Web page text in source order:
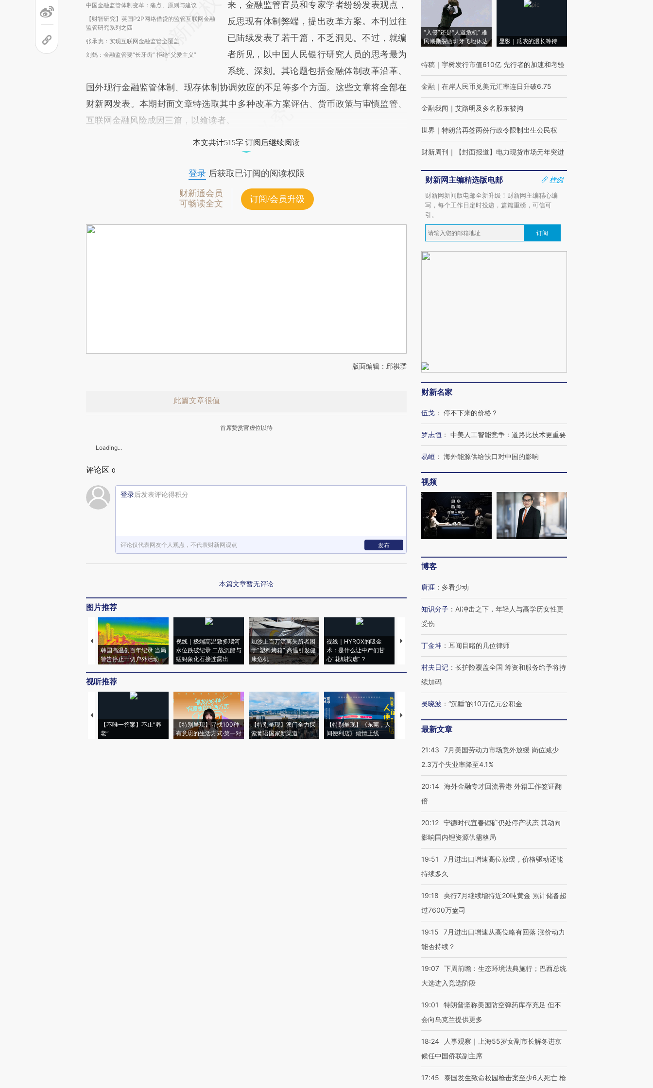
中国金融监管体制变革：痛点、原则与建议
【财智研究】英国P2P网络借贷的监管互联网金融
监管研究系列之四
张承惠：实现互联网金融监管全覆盖
刘鹤：金融监管要“长牙齿” 拒绝“父爱主义”
来，金融监管官员和专家学者纷纷发表观点，
反思现有体制弊端，提出改革方案。本刊过往
已陆续发表了若干篇，不乏洞见。不过，就编
者所见，以中国人民银行研究人员的思考最为
系统、深刻。其论题包括金融体制改革沿革、
国外现行金融监管体制、现存体制协调效应的不足等多个方面。这些文章将全部在
财新网发表。本期封面文章特选取其中多种改革方案评估、货币政策与审慎监管、
互联网金融风险成因三篇，以飨读者。
本文共计515字 订阅后继续阅读
登录后获取已订阅的阅读权限
财新通会员
可畅读全文
订阅/会员升级
版面编辑：邱祺璞
此篇文章很值
赞赏激励一下
首席赞赏官虚位以待
Loading...
评论区 0
登录后发表评论得积分
评论仅代表网友个人观点，不代表财新网观点 发布
本篇文章暂无评论
图片推荐
韩国高温创百年纪录 当局
警告停止一切户外活动
视线｜极端高温致多瑙河
水位跌破纪录 二战沉船与
猛犸象化石接连露出
加沙上百万流离失所者困
于“塑料烤箱” 高温引发健
康危机
视线｜HYROX的吸金
术：是什么让中产们甘
心“花钱找虐”？
马航飞行员跨国走私7万
粒摇头丸 尿检体内含3种
视线｜被称为“蟑螂”的印
度Z世代 用街头抗争将教
育部长拱下台
飞地休达
视听推荐
【不唯一答案】不止“养
老”
【特别呈现】寻找100种
有意思的生活方式·第一对
【特别呈现】澳门全力探
索葡语国家新渠道
【特别呈现】《东莞，人
间便利店》倾情上线
【推广】走进第四届链博
会，让数智科技“链”接产
“入侵”还是“人道危机” 难
民潮撕裂西班牙飞地休达
显影｜瓜农的漫长等待
特稿 ｜ 宇树发行市值610亿 先行者的加速和考验
金融 ｜ 在岸人民币兑美元汇率连日升破6.75
金融我闻 ｜ 艾路明及多名股东被拘
世界 ｜ 特朗普再签两份行政令限制出生公民权
财新周刊 ｜ 【封面报道】电力现货市场元年突进
财新网主编精选版电邮
样例
财新网新闻版电邮全新升级！财新网主编精心编
写，每个工作日定时投递，篇篇重磅，可信可
引。
订阅
财新名家
伍戈 ： 停不下来的价格？
罗志恒 ： 中美人工智能竞争：道路比技术更重要
易峘 ： 海外能源供给缺口对中国的影响
视频
博客
唐涯 ： 多看少动
知识分子 ： AI冲击之下，年轻人与高学历女性更
受伤
丁金坤 ： 耳闻目睹的几位律师
村夫日记 ： 长护险覆盖全国 筹资和服务给予将持
续加码
吴晓波 ： “沉睡”的10万亿元公积金
最新文章
21:43
7月美国劳动力市场意外放缓 岗位减少
2.3万个失业率降至4.1%
20:14 海外金融专才回流香港 外籍工作签证翻
倍
20:12 宁德时代宜春锂矿仍处停产状态 其动向
影响国内锂资源供需格局
19:51
7月进出口增速高位放缓，价格驱动还能
持续多久
19:18
央行7月继续增持近20吨黄金 累计储备超
过7600万盎司
19:15
7月进出口增速从高位略有回落 涨价动力
能否持续？
19:07 下周前瞻：生态环境法典施行；巴西总统
大选进入竞选阶段
19:01
特朗普坚称美国防空弹药库存充足 但不
会向乌克兰提供更多
18:24
人事观察｜上海55岁女副市长解冬进京
候任中国侨联副主席
17:45 泰国发生致命校园枪击案至少6人死亡 枪